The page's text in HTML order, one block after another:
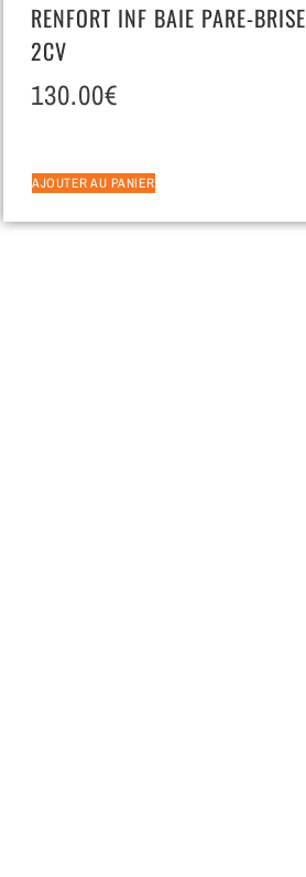
RENFORT INF BAIE PARE-BRISE
2CV
130.00€
AJOUTER AU PANIER